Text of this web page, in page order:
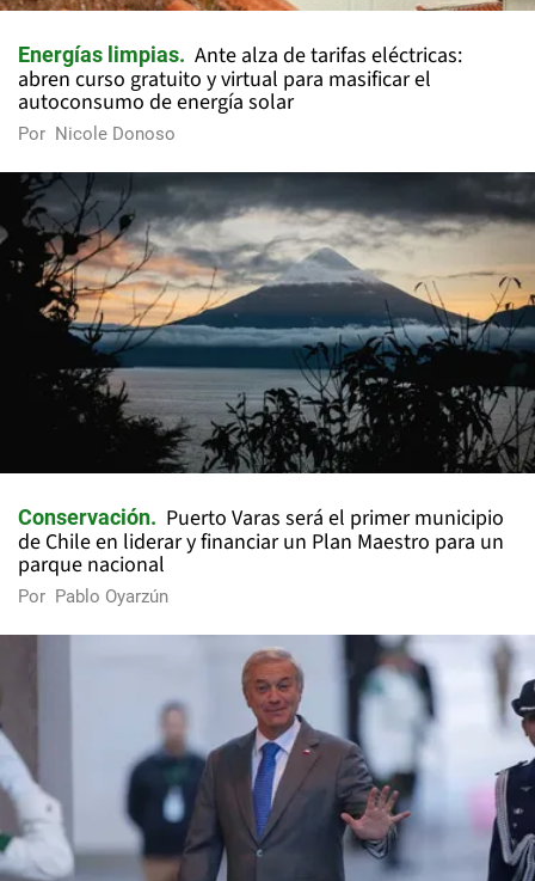
Energías limpias
Ante alza de tarifas eléctricas:
abren curso gratuito y virtual para masificar el
autoconsumo de energía solar
Por Nicole Donoso
Conservación
Puerto Varas será el primer municipio
de Chile en liderar y financiar un Plan Maestro para un
parque nacional
Por Pablo Oyarzún